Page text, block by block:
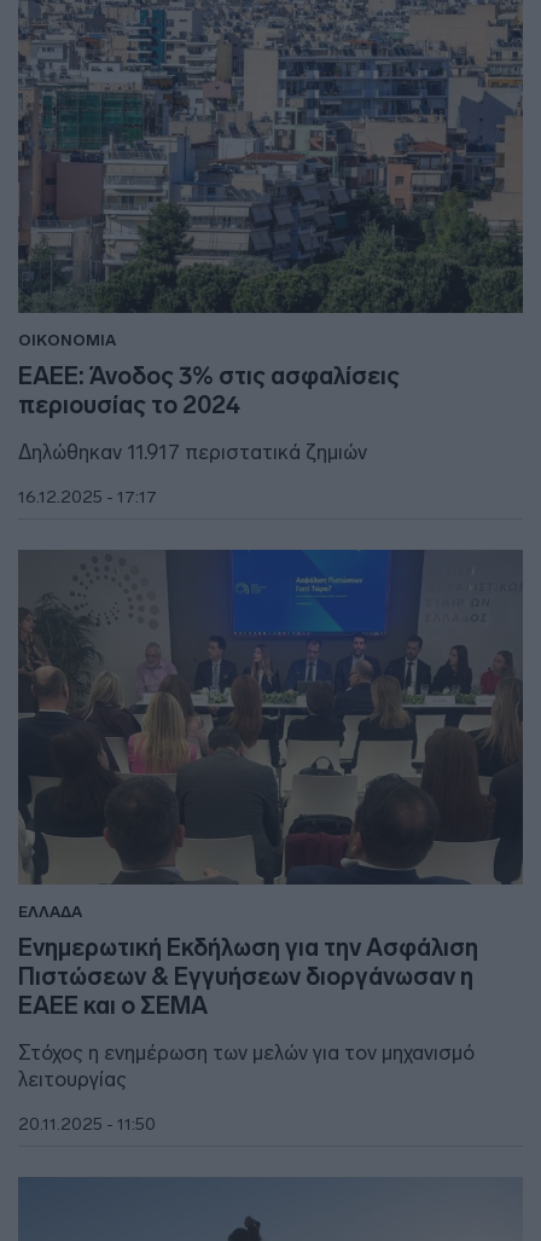
ΟΙΚΟΝΟΜΙΑ
ΕΑΕΕ: Άνοδος 3% στις ασφαλίσεις
περιουσίας το 2024
Δηλώθηκαν 11.917 περιστατικά ζημιών
16.12.2025 - 17:17
ΕΛΛΑΔΑ
Ενημερωτική Εκδήλωση για την Ασφάλιση
Πιστώσεων & Εγγυήσεων διοργάνωσαν η
ΕΑΕΕ και ο ΣΕΜΑ
Στόχος η ενημέρωση των μελών για τον μηχανισμό
λειτουργίας
20.11.2025 - 11:50